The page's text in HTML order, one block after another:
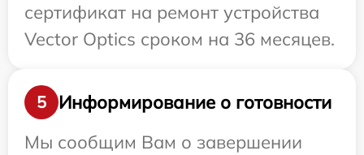
сертификат на ремонт устройства
Vector Optics сроком на 36 месяцев.
5
Информирование о готовности
Мы сообщим Вам о завершении